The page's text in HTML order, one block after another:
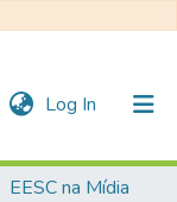
Log In (current)
EESC na Mídia